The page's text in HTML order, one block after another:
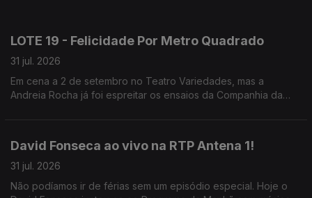
LOTE 19 - Felicidade Por Metro Quadrado
31 jul. 2026
Em cena a 2 de setembro no Teatro Variedades, mas a
Andreia Rocha já foi espreitar os ensaios da Companhia da
David Fonseca ao vivo na RTP Antena 1!
31 jul. 2026
Não podíamos ir de férias sem um episódio especial. Hoje o